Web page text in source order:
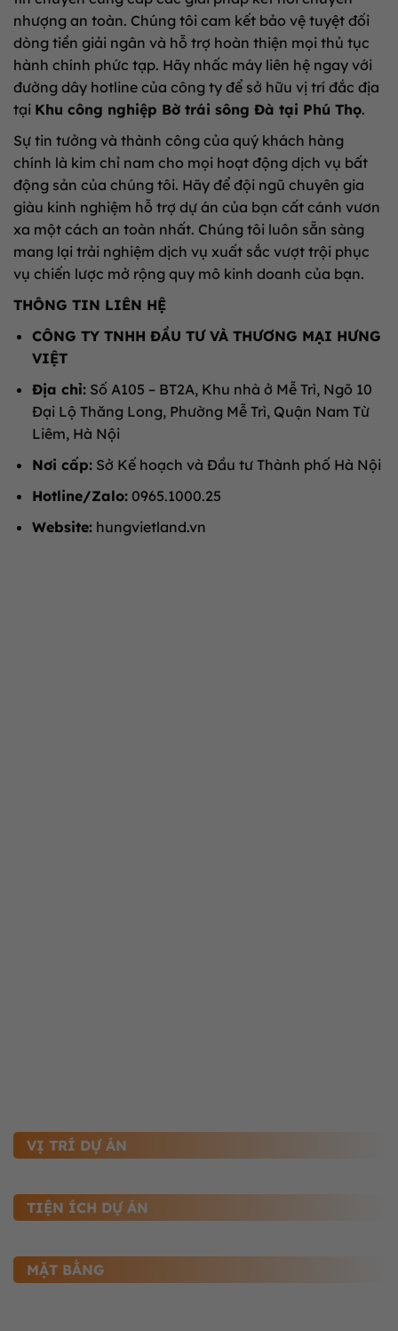
nhượng an toàn. Chúng tôi cam kết bảo vệ tuyệt đối
dòng tiền giải ngân và hỗ trợ hoàn thiện mọi thủ tục
hành chính phức tạp. Hãy nhấc máy liên hệ ngay với
đường dây hotline của công ty để sở hữu vị trí đắc địa
tại Khu công nghiệp Bờ trái sông Đà tại Phú Thọ.
Sự tin tưởng và thành công của quý khách hàng
chính là kim chỉ nam cho mọi hoạt động dịch vụ bất
động sản của chúng tôi. Hãy để đội ngũ chuyên gia
giàu kinh nghiệm hỗ trợ dự án của bạn cất cánh vươn
xa một cách an toàn nhất. Chúng tôi luôn sẵn sàng
mang lại trải nghiệm dịch vụ xuất sắc vượt trội phục
vụ chiến lược mở rộng quy mô kinh doanh của bạn.
THÔNG TIN LIÊN HỆ
CÔNG TY TNHH ĐẦU TƯ VÀ THƯƠNG MẠI HƯNG
VIỆT
Địa chỉ:Số A105 – BT2A, Khu nhà ở Mễ Trì, Ngõ 10
Đại Lộ Thăng Long, Phường Mễ Trì, Quận Nam Từ
Liêm, Hà Nội
Nơi cấp:Sở Kế hoạch và Đầu tư Thành phố Hà Nội
Hotline/Zalo:0965.1000.25
Website:hungvietland.vn
VỊ TRÍ DỰ ÁN
TIỆN ÍCH DỰ ÁN
MẶT BẰNG